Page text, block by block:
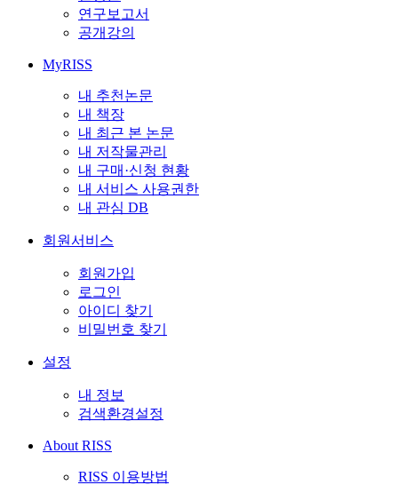
연구보고서
공개강의
MyRISS
내 추천논문
내 책장
내 최근 본 논문
내 저작물관리
내 구매·신청 현황
내 서비스 사용권한
내 관심 DB
회원서비스
회원가입
로그인
아이디 찾기
비밀번호 찾기
설정
내 정보
검색환경설정
About RISS
RISS 이용방법